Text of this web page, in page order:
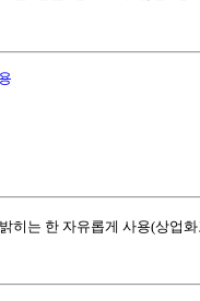
히는 한 자유롭게 사용(상업